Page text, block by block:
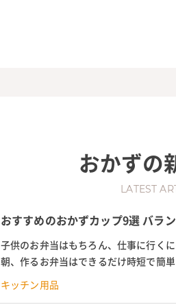
おかずの
LATEST
おすすめのおかずカップ9選 バラ
子供のお弁当はもちろん、仕事に行く
朝、作るお弁当はできるだけ時短で簡
を詰めただけでは、味が混ざってしま
キッチン用品